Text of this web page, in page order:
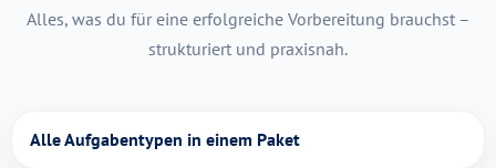
Alles, was du für eine erfolgreiche Vorbereitung brauchst –
strukturiert und praxisnah.
Alle Aufgabentypen in einem Paket